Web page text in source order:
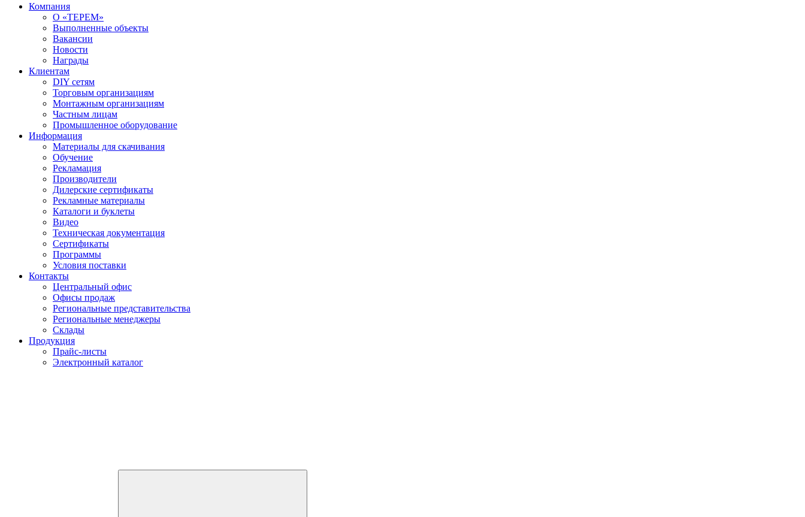
Компания
О «ТЕРЕМ»
Выполненные объекты
Вакансии
Новости
Награды
Клиентам
DIY сетям
Торговым организациям
Монтажным организациям
Частным лицам
Промышленное оборудование
Информация
Материалы для скачивания
Обучение
Рекламация
Производители
Дилерские сертификаты
Рекламные материалы
Каталоги и буклеты
Видео
Техническая документация
Сертификаты
Программы
Условия поставки
Контакты
Центральный офис
Офисы продаж
Региональные представительства
Региональные менеджеры
Склады
Продукция
Прайс-листы
Электронный каталог